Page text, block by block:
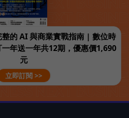
的 AI 與商業實戰指南 | 數位時
年送一年共12期，優惠價1,690
元
立即訂閱 >>